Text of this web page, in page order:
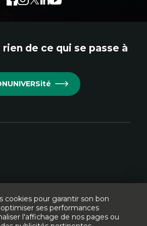
Cet
s'ouvrira
dans
fenêtre.
Cet
s'ouvrira
dans
fenêtre.
Cet
s'ouvrira
dans
fenêtre.
Cet
s'ouvrira
dans
fenêtre.
Cet
s'ouvrira
dans
fenêtre.
rien de ce qui se passe à
cookies pour garantir son bon
ses performances
l'affichage de nos pages ou